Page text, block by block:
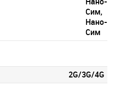
Сим,
Нано-
Сим
2G/3G/4G